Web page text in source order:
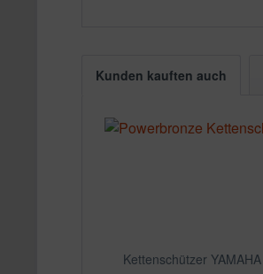
Kunden kauften auch
Kettenschützer YAMAHA